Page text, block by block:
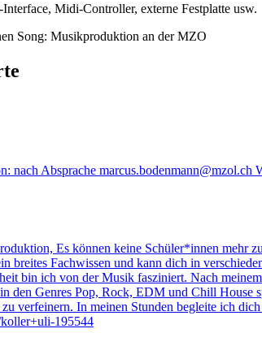
Midi-Controller, externe Festplatte usw.
Song: Musikproduktion an der MZO
nach Absprache marcus.bodenmann@mzol.ch
Es können keine Schüler*innen mehr
breites Fachwissen und kann dich in
bin ich von der Musik fasziniert. Nach
den Genres Pop, Rock, EDM und Chill House
verfeinern. In meinen Stunden begleite ich
195544